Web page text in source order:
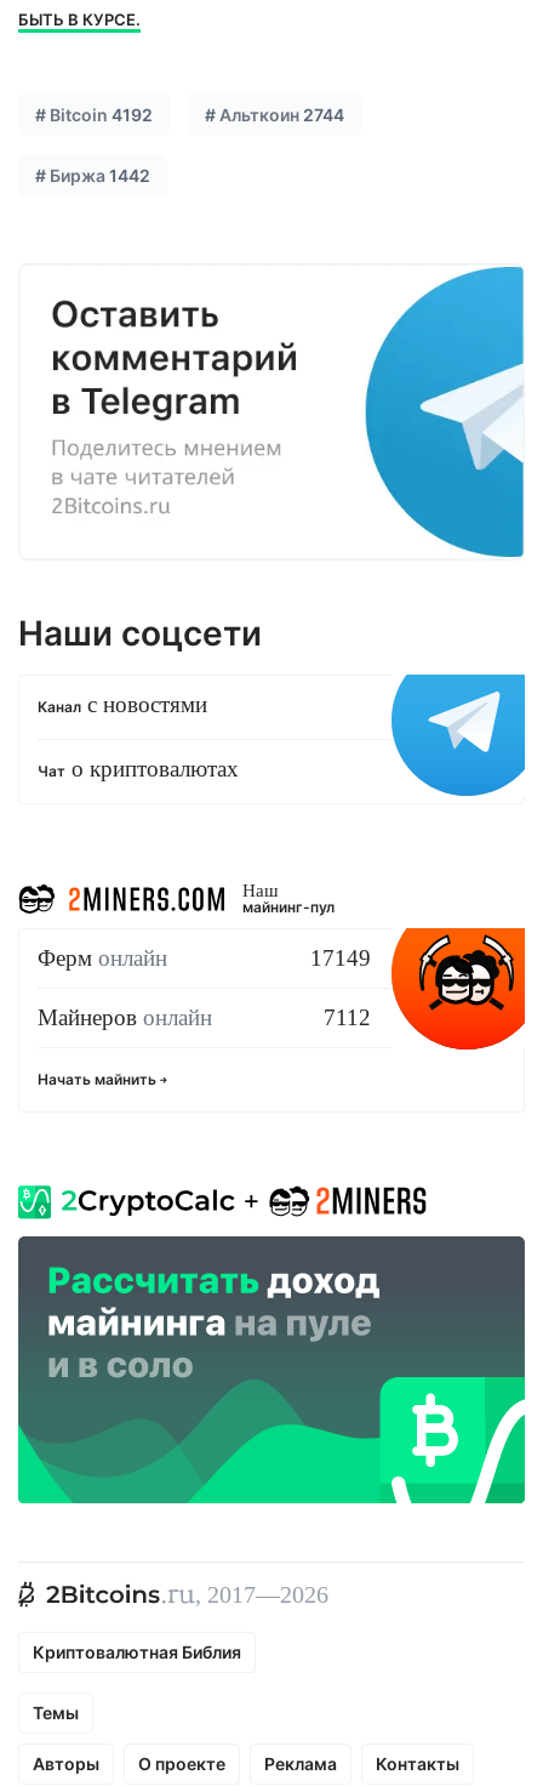
БЫТЬ В КУРСЕ.
# Bitcoin 4192 # Альткоин 2744
# Биржа 1442
Наши соцсети
Канал с новостями
Чат о криптовалютах
Наш
майнинг-пул
Ферм онлайн 17149
Майнеров онлайн 7112
Начать майнить
, 2017—2026
Криптовалютная Библия
Темы
Авторы О проекте Реклама Контакты